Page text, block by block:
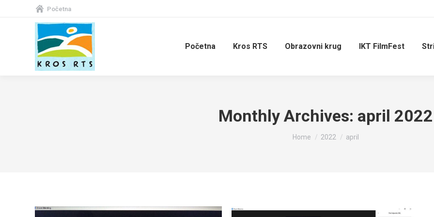
Početna
Početna Kros RTS Obrazovni krug IKT FilmFest
Monthly Archives: april 2022
You are here:
Home 2022 april